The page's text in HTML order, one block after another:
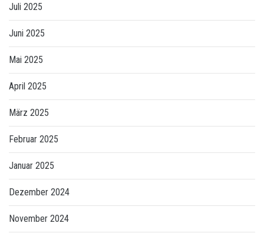
Juli 2025
Juni 2025
Mai 2025
April 2025
März 2025
Februar 2025
Januar 2025
Dezember 2024
November 2024